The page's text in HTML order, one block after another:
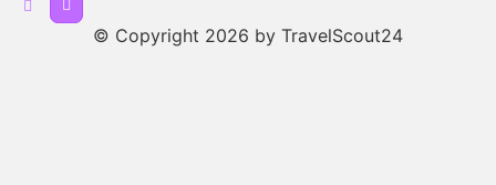
© Copyright 2026 by TravelScout24